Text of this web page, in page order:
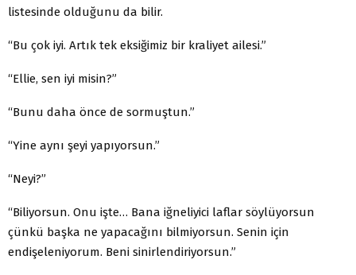
listesinde olduğunu da bilir.
“Bu çok iyi. Artık tek eksiğimiz bir kraliyet ailesi.”
“Ellie, sen iyi misin?”
“Bunu daha önce de sormuştun.”
“Yine aynı şeyi yapıyorsun.”
“Neyi?”
“Biliyorsun. Onu işte… Bana iğneliyici laflar söylüyorsun
çünkü başka ne yapacağını bilmiyorsun. Senin için
endişeleniyorum. Beni sinirlendiriyorsun.”